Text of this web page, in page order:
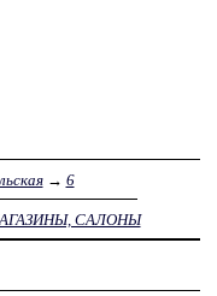
→ 6
САЛОНЫ